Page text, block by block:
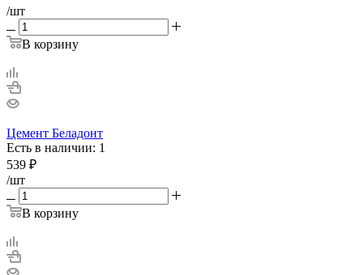
/шт
В корзину
Цемент Беладонт
Есть в наличии: 1
539 ₽
/шт
В корзину